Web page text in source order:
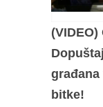
bitke!